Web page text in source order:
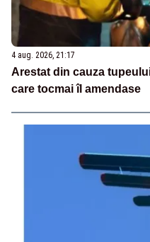
4 aug. 2026, 21:17
Arestat din cauza
care tocmai îl amendase